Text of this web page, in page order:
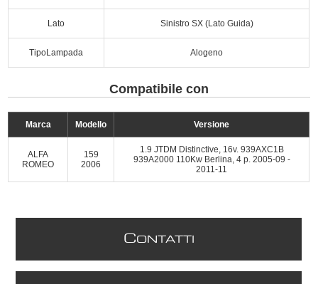
Lato Sinistro SX (Lato Guida)
TipoLampada Alogeno
Compatibile con
Marca Modello Versione
ALFA
ROMEO
159
2006
1.9 JTDM Distinctive, 16v. 939AXC1B
939A2000 110Kw Berlina, 4 p. 2005-09 -
2011-11
CONTATTI